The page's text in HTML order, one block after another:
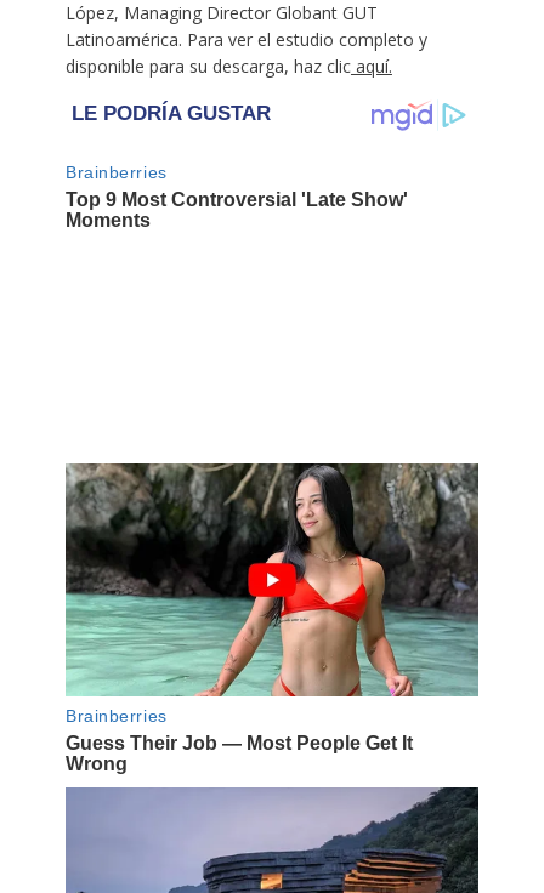
López, Managing Director Globant GUT
Latinoamérica. Para ver el estudio completo y
disponible para su descarga, haz clicaquí.